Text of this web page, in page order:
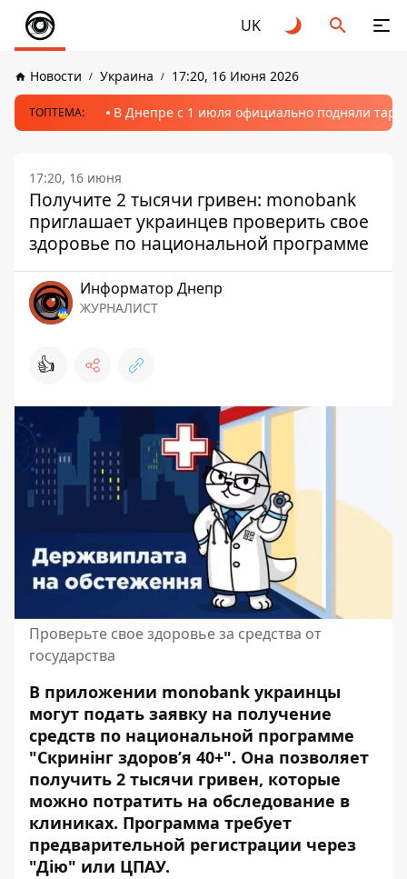
UK
Новости Украина 17:20, 16 Июня 2026
ТОПТЕМА: В Днепре с 1 июля официально подняли
17:20, 16 июня
Получите 2 тысячи гривен: monobank
приглашает украинцев проверить свое
здоровье по национальной программе
Информатор Днепр
ЖУРНАЛИСТ
👍
Проверьте свое здоровье за ​​средства от
государства
В приложении monobank украинцы
могут подать заявку на получение
средств по национальной программе
"Скринінг здоров’я 40+". Она позволяет
получить 2 тысячи гривен, которые
можно потратить на обследование в
клиниках. Программа требует
предварительной регистрации через
"Дію" или ЦПАУ.